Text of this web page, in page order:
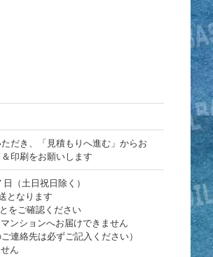
だき、「見積もりへ進む」からお
印刷をお願いします
（土日祝日除く）
となります
をご確認ください
ンションへお届けできません
連絡先は必ずご記入ください）
ん